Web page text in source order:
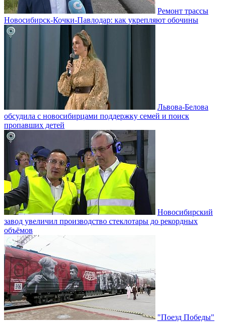
Ремонт трассы
Новосибирск-Кочки-Павлодар: как укрепляют обочины
Львова-Белова
обсудила с новосибирцами поддержку семей и поиск
пропавших детей
Новосибирский
завод увеличил производство стеклотары до рекордных
объёмов
"Поезд Победы"